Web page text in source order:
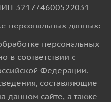
321774600522031
персональных данных:
персональных
в соответствии с
Федерации.
составляющие
данном сайте, а также